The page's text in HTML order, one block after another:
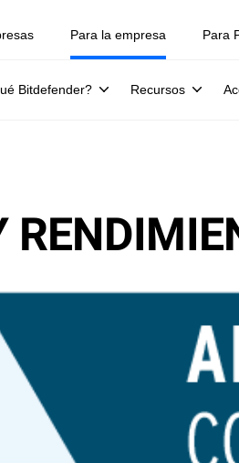
Para la empresa
Bitdefender? Recursos
Para